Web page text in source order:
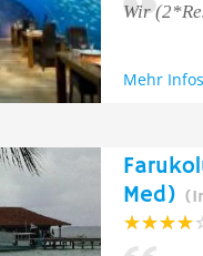
Wir
Mehr Infos
Med)